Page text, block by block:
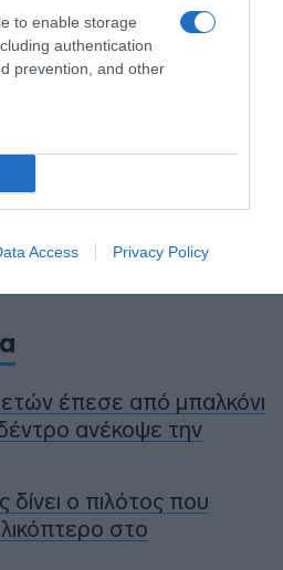
to enable storage
authentication
prevention, and other
Access Privacy Policy
την αιγίδα του
μας και της Αξιότιμης
Συζύγου του) προς
Κρατών και
ως προτεινόμενη
στην Google
έπεσε από μπαλκόνι
ανέκοψε την
ο πιλότος που
στο